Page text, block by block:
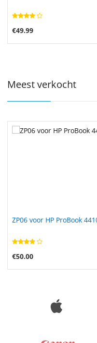
€49.99
Meest verkocht
ZP06 voor HP ProBook
€50.00